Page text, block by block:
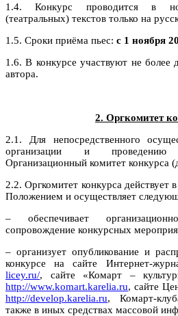
1.4. Конкурс проводится в
(театральных) текстов только на
1.5. Сроки приёма пьес: с 1 ноября
1.6. В конкурсе участвуют не более
автора.
2. Оргкомитет
2.1. Для непосредственного
организации и проведению
Организационный комитет конкурса
2.2. Оргкомитет конкурса действует
Положением и осуществляет
– обеспечивает
сопровождение конкурсных
– организует опубликование и
конкурсе на сайте Интернет-
licey.ru/, сайте «Комарт –
http://www.komart.karelia.ru, сайте
http://develop.karelia.ru, Комарт-
также в иных средствах массовой